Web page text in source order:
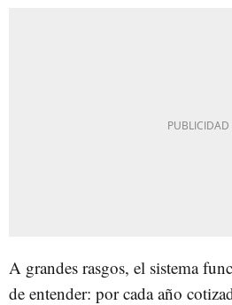
A grandes rasgos, el sistema
de entender: por cada año